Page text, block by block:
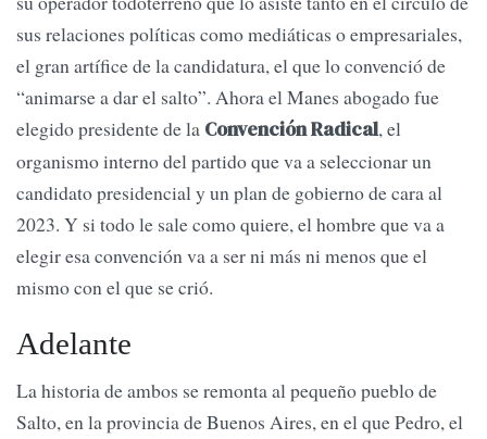
sus relaciones políticas como mediáticas o empresariales,
el gran artífice de la candidatura, el que lo convenció de
“animarse a dar el salto”. Ahora el Manes abogado fue
elegido presidente de la Convención Radical, el
organismo interno del partido que va a seleccionar un
candidato presidencial y un plan de gobierno de cara al
2023. Y si todo le sale como quiere, el hombre que va a
elegir esa convención va a ser ni más ni menos que el
mismo con el que se crió.
Adelante
La historia de ambos se remonta al pequeño pueblo de
Salto, en la provincia de Buenos Aires, en el que Pedro, el